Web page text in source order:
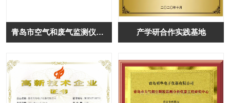
青岛市空气和废气监测仪器及电子设备制造技术创新中心 产学研合作实践基地